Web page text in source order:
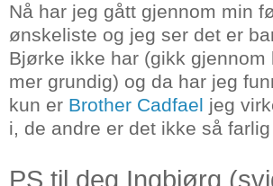
Nå har jeg gått gjennom min
ønskeliste og jeg ser det er
Bjørke ikke har (gikk gjennom
mer grundig) og da har jeg
kun er Brother Cadfael jeg
i, de andre er det ikke så
PS til deg Ingbjørg